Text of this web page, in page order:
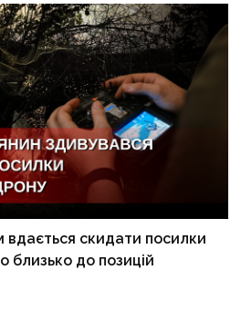
вдається скидати посилки
близько до позицій